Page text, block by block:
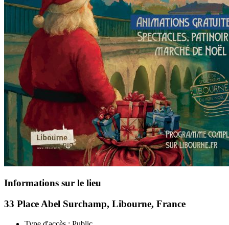
Informations sur le lieu
33 Place Abel Surchamp, Libourne, France